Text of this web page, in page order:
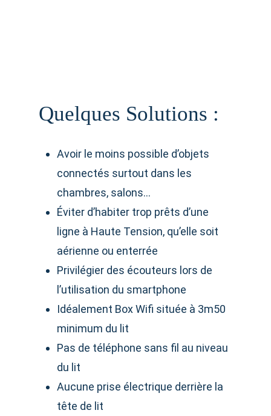
Quelques Solutions :
Avoir le moins possible d’objets
connectés surtout dans les
chambres, salons…
Éviter d’habiter trop prêts d’une
ligne à Haute Tension, qu’elle soit
aérienne ou enterrée
Privilégier des écouteurs lors de
l’utilisation du smartphone
Idéalement Box Wifi située à 3m50
minimum du lit
Pas de téléphone sans fil au niveau
du lit
Aucune prise électrique derrière la
tête de lit